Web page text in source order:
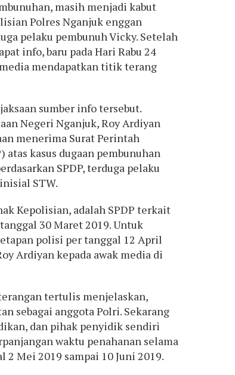
masih menjadi kabut
Polres Nganjuk enggan
pelaku pembunuh Vicky. Setelah
info, baru pada Hari Rabu 24
mendapatkan titik terang
sumber info tersebut.
Negeri Nganjuk, Roy Ardiyan
menerima Surat Perintah
kasus dugaan pembunuhan
SPDP, terduga pelaku
STW.
Kepolisian, adalah SPDP terkait
30 Maret 2019. Untuk
polisi per tanggal 12 April
Ardiyan kepada awak media di
tertulis menjelaskan,
sebagai anggota Polri. Sekarang
dan pihak penyidik sendiri
waktu penahanan selama
Mei 2019 sampai 10 Juni 2019.